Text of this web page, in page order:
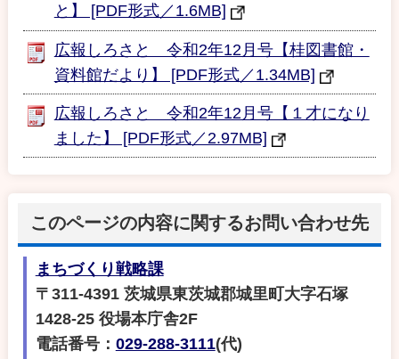
と】 [PDF形式／1.6MB]
広報しろさと 令和2年12月号【桂図書館・
資料館だより】 [PDF形式／1.34MB]
広報しろさと 令和2年12月号【１才になり
ました】 [PDF形式／2.97MB]
このページの内容に関するお問い合わせ先
まちづくり戦略課
〒311-4391 茨城県東茨城郡城里町大字石塚
1428-25 役場本庁舎2F
電話番号： 029-288-3111(代)